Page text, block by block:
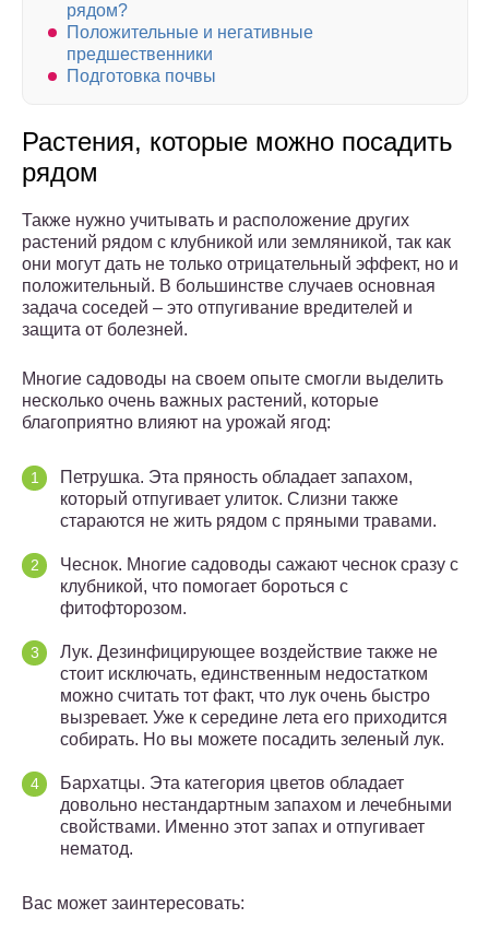
рядом?
Положительные и негативные
предшественники
Подготовка почвы
Растения, которые можно посадить
рядом
Также нужно учитывать и расположение других
растений рядом с клубникой или земляникой, так как
они могут дать не только отрицательный эффект, но и
положительный. В большинстве случаев основная
задача соседей – это отпугивание вредителей и
защита от болезней.
Многие садоводы на своем опыте смогли выделить
несколько очень важных растений, которые
благоприятно влияют на урожай ягод:
Петрушка. Эта пряность обладает запахом,
который отпугивает улиток. Слизни также
стараются не жить рядом с пряными травами.
Чеснок. Многие садоводы сажают чеснок сразу с
клубникой, что помогает бороться с
фитофторозом.
Лук. Дезинфицирующее воздействие также не
стоит исключать, единственным недостатком
можно считать тот факт, что лук очень быстро
вызревает. Уже к середине лета его приходится
собирать. Но вы можете посадить зеленый лук.
Бархатцы. Эта категория цветов обладает
довольно нестандартным запахом и лечебными
свойствами. Именно этот запах и отпугивает
нематод.
Вас может заинтересовать: